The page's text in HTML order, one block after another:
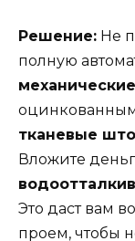
Решение: Не
полную
тканевые
Вложите
Это даст вам
проем, чтобы